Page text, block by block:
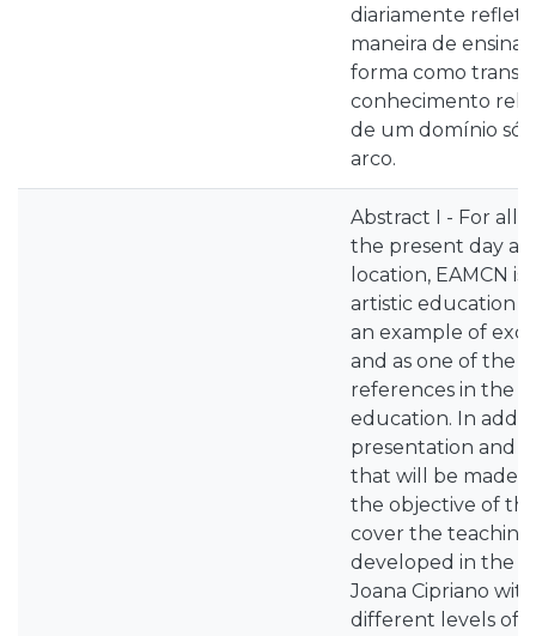
diariamente
maneira de
forma como
conhecimento
de um domínio
arco.
Abstract I - For all
the present day
location, EAMCN
artistic education
an example of
and as one of the
references in the
education. In
presentation and
that will be made
the objective of
cover the teaching
developed in the
Joana Cipriano
different levels of